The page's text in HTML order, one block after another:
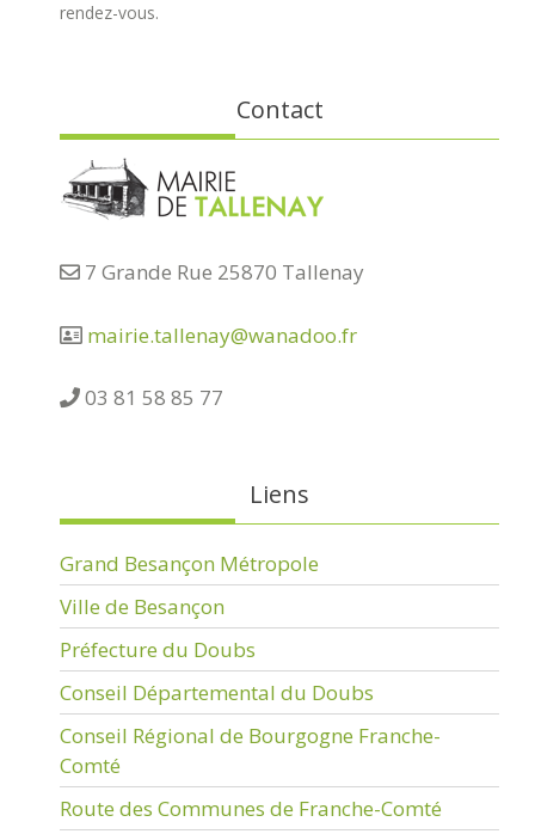
rendez-vous.
Contact
7 Grande Rue 25870 Tallenay
mairie.tallenay@wanadoo.fr
03 81 58 85 77
Liens
Grand Besançon Métropole
Ville de Besançon
Préfecture du Doubs
Conseil Départemental du Doubs
Conseil Régional de Bourgogne Franche-
Comté
Route des Communes de Franche-Comté